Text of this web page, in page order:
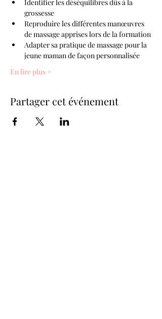
Identifier les déséquilibres dûs à la
grossesse
Reproduire les différentes manœuvres
de massage apprises lors de la formation
Adapter sa pratique de massage pour la
jeune maman de façon personnalisée
En lire plus >
Partager cet événement